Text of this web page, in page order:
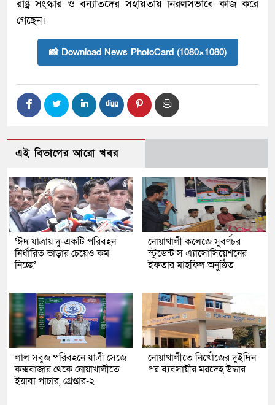
রাষ্ট্র সংস্কার ও বন্যার্তদের সহায়তায় নিরলসভাবে কাজ করে
গেছেন।
📸 Download News PhotoCard (1080×1080)
এই বিভাগের আরো খবর
‘ঈদ যাত্রায় দু-একটি পরিবহন
নির্ধারিত ভাড়ার চেয়েও কম
নিচ্ছে’
নোয়াখালী কলেজে সুবর্ণচর
স্টুডেন্ট’স এ্যাসোসিয়েশনের
ইফতার মাহফিল অনুষ্ঠিত
লাল সবুজ পরিবহনে যাত্রী সেজে
কক্সবাজার থেকে নোয়াখালীতে
ইয়াবা পাচার, গ্রেপ্তার-২
নোয়াখালীতে নিখোঁজের দুইদিন
পর ব্যবসায়ীর মরদেহ উদ্ধার